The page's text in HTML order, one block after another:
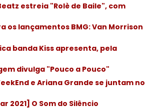
estreia "Rolè de Baile", com
os lançamentos BMG: Van Morrison
banda Kiss apresenta, pela
divulga "Pouco a Pouco"
e Ariana Grande se juntam no
2021] O Som do Silêncio